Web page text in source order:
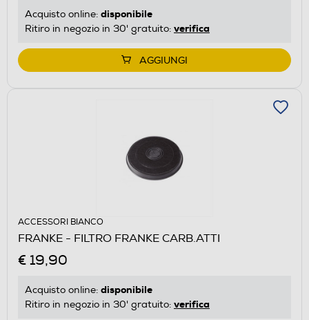
Acquisto online: disponibile
Ritiro in negozio in 30' gratuito: verifica
AGGIUNGI
ACCESSORI BIANCO
FRANKE - FILTRO FRANKE CARB.ATTI
€ 19,90
Acquisto online: disponibile
Ritiro in negozio in 30' gratuito: verifica